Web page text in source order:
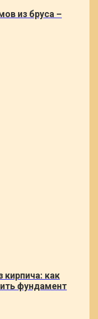
из бруса –
кирпича: как
фундамент